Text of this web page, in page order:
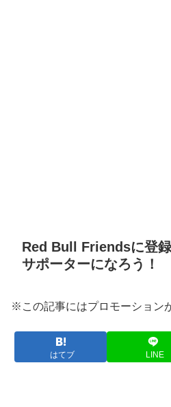
Red Bull Friendsに登
サポーターになろう！
※この記事にはプロモーション
はてブ LINE